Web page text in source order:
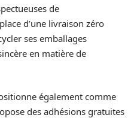
de
d’une livraison zéro
ses emballages
en matière de
également comme
des adhésions gratuites